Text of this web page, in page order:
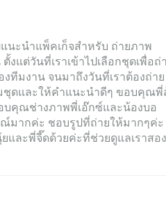
ะนำแพ็คเก็จสำหรับ ถ่ายภาพ
แต่วันที่เราเข้าไปเลือกชุดเพื่อถ่
ทีมงาน จนมาถึงวันที่เราต้องถ่าย
ชุดและให้คำแนะนำดีๆ ขอบคุณพี่
บคุณช่างภาพพี่เอ๊กซ์และน้องบอ
มากค่ะ ชอบรูปที่ถ่ายให้มากๆค่ะ
ละพี่จี๊ดด้วยค่ะที่ช่วยดูแลเราสอ